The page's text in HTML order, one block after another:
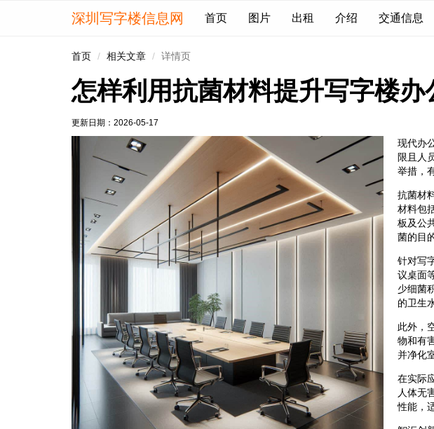
深圳写字楼信息网 首页 图片 出租 介绍 交通信息
首页 相关文章 详情页
怎样利用抗菌材料提升写字楼
更新日期： 2026-05-17
现代办
限且人
举措，
抗菌材
材料包
板及公
菌的目
针对写
议桌面
少细菌
的卫生
此外，
物和有
并净化
在实际
人体无
性能，